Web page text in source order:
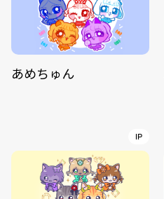
あめちゅん
IP